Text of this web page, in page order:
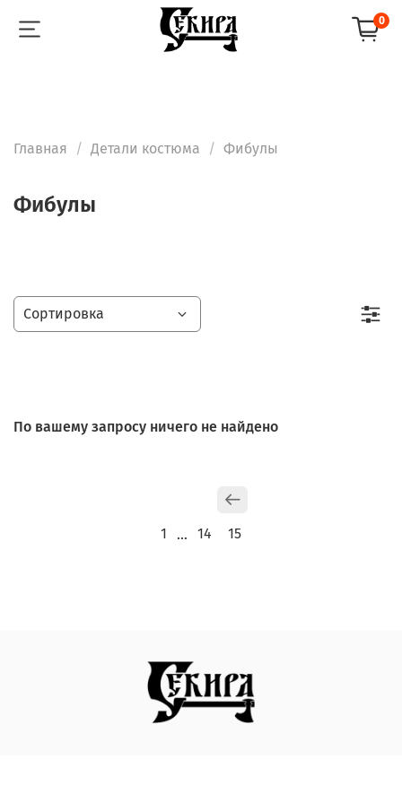
0
Главная Детали костюма Фибулы
Фибулы
По вашему запросу ничего не найдено
1 … 14 15